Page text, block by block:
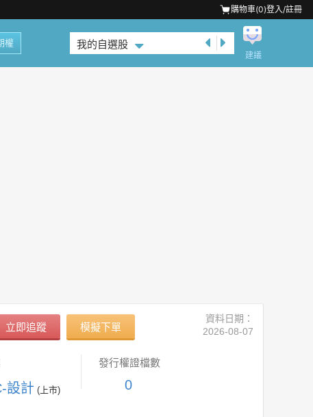
購物車(0)登入/註冊
權 我的自選股
建議
立即追蹤 模擬下單
資料日期：
2026-08-07
設計 (上市)
發行權證檔數
0